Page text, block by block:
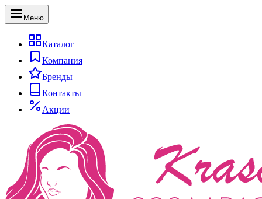
Меню
Каталог
Компания
Бренды
Контакты
Акции